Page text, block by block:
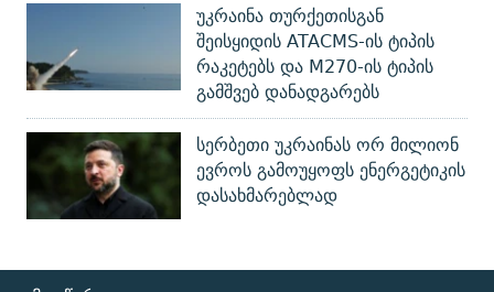
უკრაინა თურქეთისგან
შეისყიდის ATACMS-ის ტიპის
რაკეტებს და M270-ის ტიპის
გამშვებ დანადგარებს
სერბეთი უკრაინას ორ მილიონ
ევროს გამოუყოფს ენერგეტიკის
დასახმარებლად